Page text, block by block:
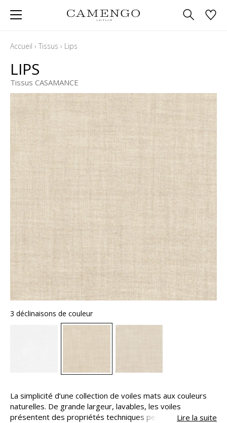
Accueil › Tissus › Lips
LIPS
Tissus CASAMANCE
3 déclinaisons de couleur
La simplicité d’une collection de voiles mats aux couleurs
naturelles. De grande largeur, lavables, les voiles
présentent des propriétés techniques performantes et
Lire la suite